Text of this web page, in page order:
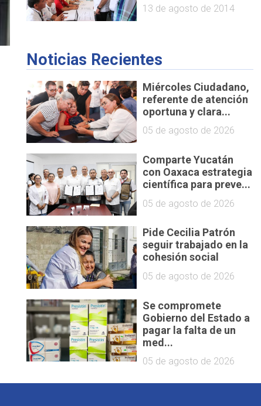
13 de agosto de 2014
Noticias Recientes
Miércoles Ciudadano,
referente de atención
oportuna y clara...
05 de agosto de 2026
Comparte Yucatán
con Oaxaca estrategia
científica para preve...
05 de agosto de 2026
Pide Cecilia Patrón
seguir trabajado en la
cohesión social
05 de agosto de 2026
Se compromete
Gobierno del Estado a
pagar la falta de un
med...
05 de agosto de 2026